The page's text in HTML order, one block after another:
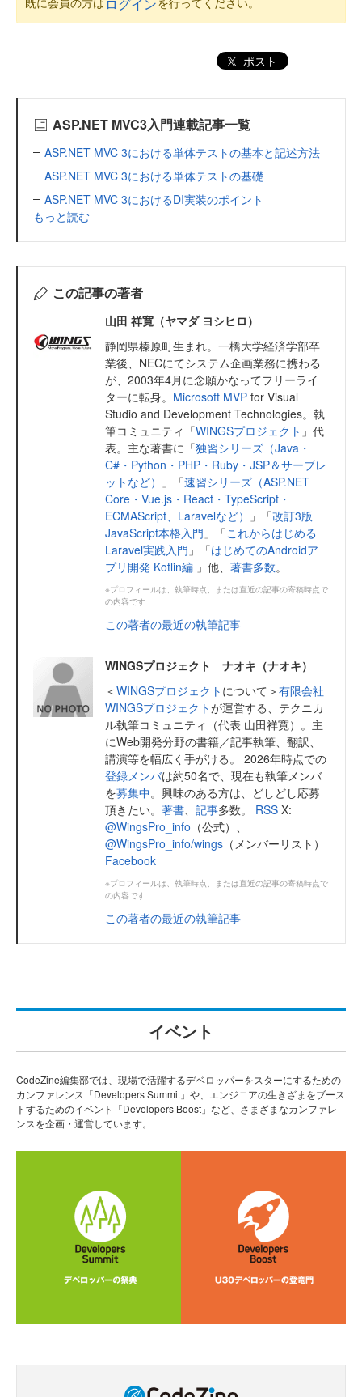
ポスト
ASP.NET MVC3入門連載記事一覧
ASP.NET MVC 3における単体テストの基本と記述方法
ASP.NET MVC 3における単体テストの基礎
ASP.NET MVC 3におけるDI実装のポイント
もっと読む
この記事の著者
山田 祥寛（ヤマダ ヨシヒロ）
静岡県榛原町生まれ。一橋大学経済学部卒
業後、NECにてシステム企画業務に携わる
が、2003年4月に念願かなってフリーライ
ターに転身。 Microsoft MVP for Visual
Studio and Development Technologies。執
筆コミュニティ「WINGSプロジェクト 」代
表。主な著書に「独習シリーズ（Java・
C#・Python・PHP・Ruby・JSP＆サーブレ
ットなど）
」「速習シリーズ（ASP.NET
Core・Vue.js・React・TypeScript・
ECMAScript、Laravelなど）
」「改訂3版
JavaScript本格入門 」「これからはじめる
Laravel実践入門 」「はじめてのAndroidア
プリ開発 Kotlin編 」他、 著書多数。
※プロフィールは、執筆時点、または直近の記事の寄稿時点で
の内容です
この著者の最近の執筆記事
WINGSプロジェクト ナオキ（ナオキ）
＜WINGSプロジェクト について＞有限会社
WINGSプロジェクトが運営する、テクニカ
ル執筆コミュニティ（代表 山田祥寛）。主
にWeb開発分野の書籍／記事執筆、翻訳、
講演等を幅広く手がける。 2026年時点での
登録メンバは約50名で、現在も執筆メンバ
を募集中。興味のある方は、どしどし応募
頂きたい。 著書、 記事多数。 RSS X:
@WingsPro_info （公式）、
@WingsPro_info/wings （メンバーリスト）
Facebook
※プロフィールは、執筆時点、または直近の記事の寄稿時点で
の内容です
この著者の最近の執筆記事
イベント
CodeZine編集部では、現場で活躍するデベロッパーをスターにするための
カンファレンス「Developers Summit」や、エンジニアの生きざまをブース
トするためのイベント「Developers Boost」など、さまざまなカンファレ
ンスを企画・運営しています。